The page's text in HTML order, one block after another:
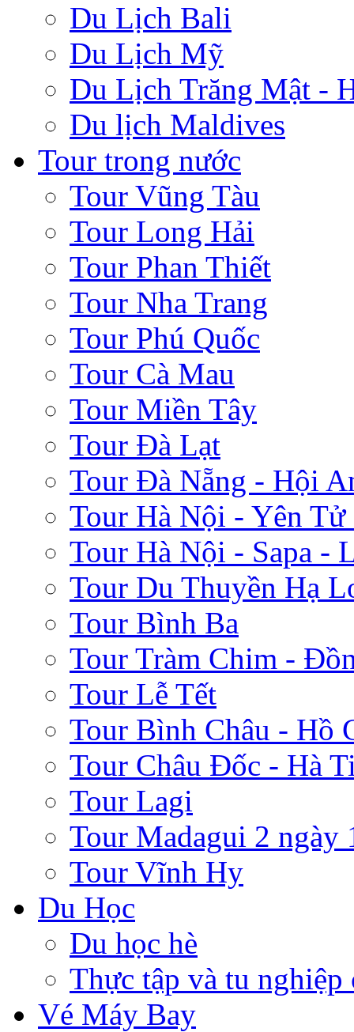
Du Lịch Bali
Du Lịch Mỹ
Du Lịch Trăng Mật -
Du lịch Maldives
Tour trong nước
Tour Vũng Tàu
Tour Long Hải
Tour Phan Thiết
Tour Nha Trang
Tour Phú Quốc
Tour Cà Mau
Tour Miền Tây
Tour Đà Lạt
Tour Đà Nẵng - Hội
Tour Hà Nội - Yên
Tour Hà Nội - Sapa -
Tour Du Thuyền Hạ
Tour Bình Ba
Tour Tràm Chim -
Tour Lễ Tết
Tour Bình Châu - Hồ
Tour Châu Đốc - Hà
Tour Lagi
Tour Madagui 2 ngày
Tour Vĩnh Hy
Du Học
Du học hè
Thực tập và tu
Vé Máy Bay